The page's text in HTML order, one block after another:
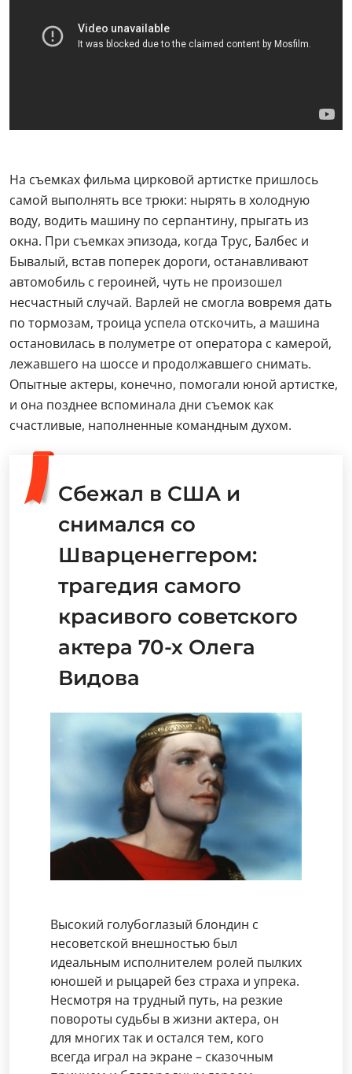
На съемках фильма цирковой артистке пришлось
самой выполнять все трюки: нырять в холодную
воду, водить машину по серпантину, прыгать из
окна. При съемках эпизода, когда Трус, Балбес и
Бывалый, встав поперек дороги, останавливают
автомобиль с героиней, чуть не произошел
несчастный случай. Варлей не смогла вовремя дать
по тормозам, троица успела отскочить, а машина
остановилась в полуметре от оператора с камерой,
лежавшего на шоссе и продолжавшего снимать.
Опытные актеры, конечно, помогали юной артистке,
и она позднее вспоминала дни съемок как
счастливые, наполненные командным духом.
Сбежал в США и
снимался со
Шварценеггером:
трагедия самого
красивого советского
актера 70-х Олега
Видова
Высокий голубоглазый блондин с
несоветской внешностью был
идеальным исполнителем ролей пылких
юношей и рыцарей без страха и упрека.
Несмотря на трудный путь, на резкие
повороты судьбы в жизни актера, он
для многих так и остался тем, кого
всегда играл на экране – сказочным